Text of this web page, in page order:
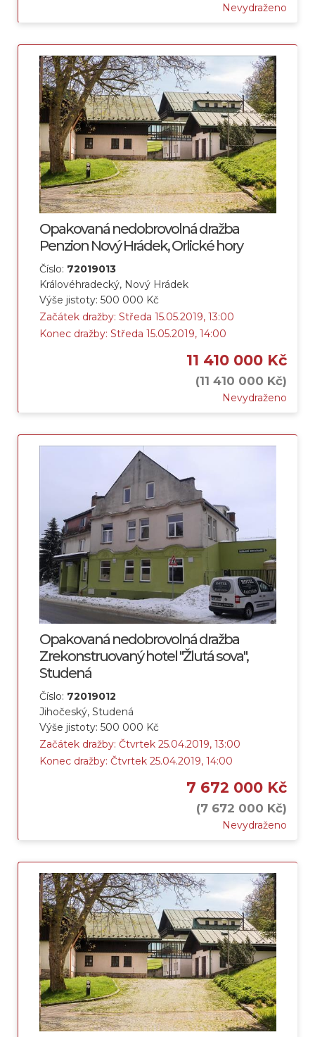
Nevydraženo
Opakovaná nedobrovolná dražba
Penzion Nový Hrádek, Orlické hory
Číslo: 72019013
Královéhradecký, Nový Hrádek
Výše jistoty: 500 000 Kč
Začátek dražby: Středa 15.05.2019, 13:00
Konec dražby: Středa 15.05.2019, 14:00
11 410 000 Kč
(11 410 000 Kč)
Nevydraženo
Opakovaná nedobrovolná dražba
Zrekonstruovaný hotel "Žlutá sova",
Studená
Číslo: 72019012
Jihočeský, Studená
Výše jistoty: 500 000 Kč
Začátek dražby: Čtvrtek 25.04.2019, 13:00
Konec dražby: Čtvrtek 25.04.2019, 14:00
7 672 000 Kč
(7 672 000 Kč)
Nevydraženo